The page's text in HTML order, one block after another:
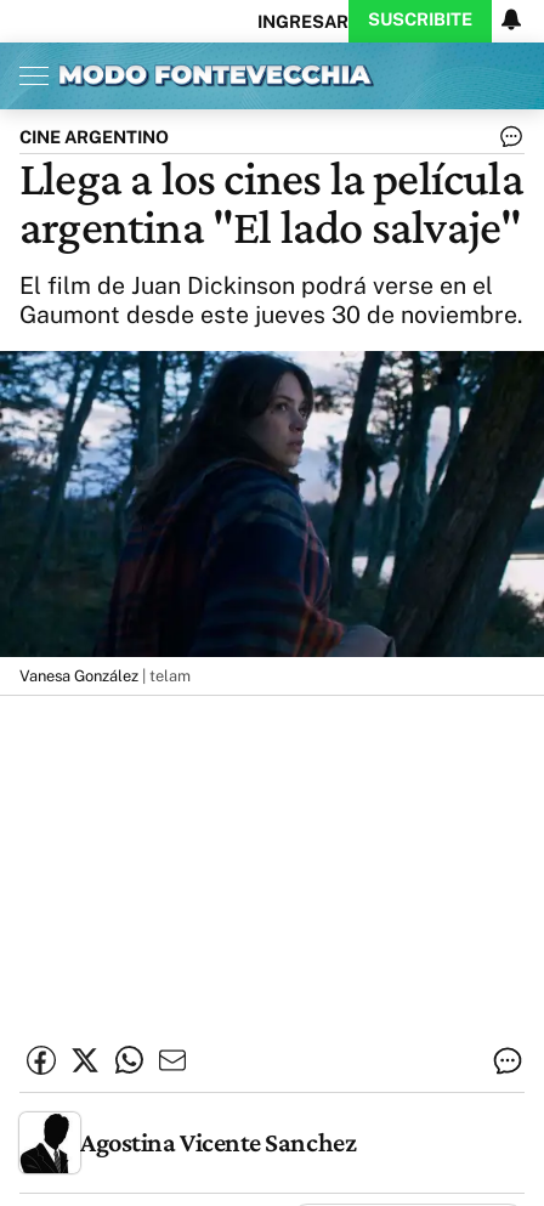
INGRESAR SUSCRIBITE
Inicio Ahora
Opinión
Política
Ciencia
Cultura
Arte
Educación
Internacional
Clima
Deportes
CARAS
Exitoina
Turismo
Videos
Córdoba
Reperfilar
Business
Noticias
Caras
Exitoina
Gaming
Vivo
Diario del Juicio
Actualidad
CINE ARGENTINO
Llega a los cines la película
argentina "El lado salvaje"
El film de Juan Dickinson podrá verse en el
Gaumont desde este jueves 30 de noviembre.
Vanesa González | telam
Agostina Vicente Sanchez